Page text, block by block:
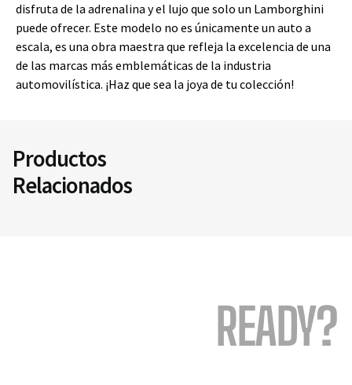
disfruta de la adrenalina y el lujo que solo un Lamborghini
puede ofrecer. Este modelo no es únicamente un auto a
escala, es una obra maestra que refleja la excelencia de una
de las marcas más emblemáticas de la industria
automovilística. ¡Haz que sea la joya de tu colección!
Productos
Relacionados
READY?